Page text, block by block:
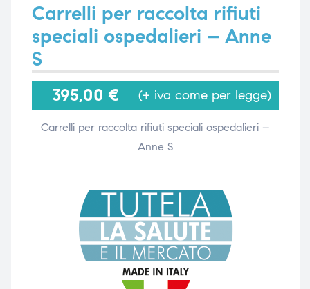
Carrelli per raccolta rifiuti
speciali ospedalieri – Anne
S
395,00 € (+ iva come per legge)
Carrelli per raccolta rifiuti speciali ospedalieri –
Anne S